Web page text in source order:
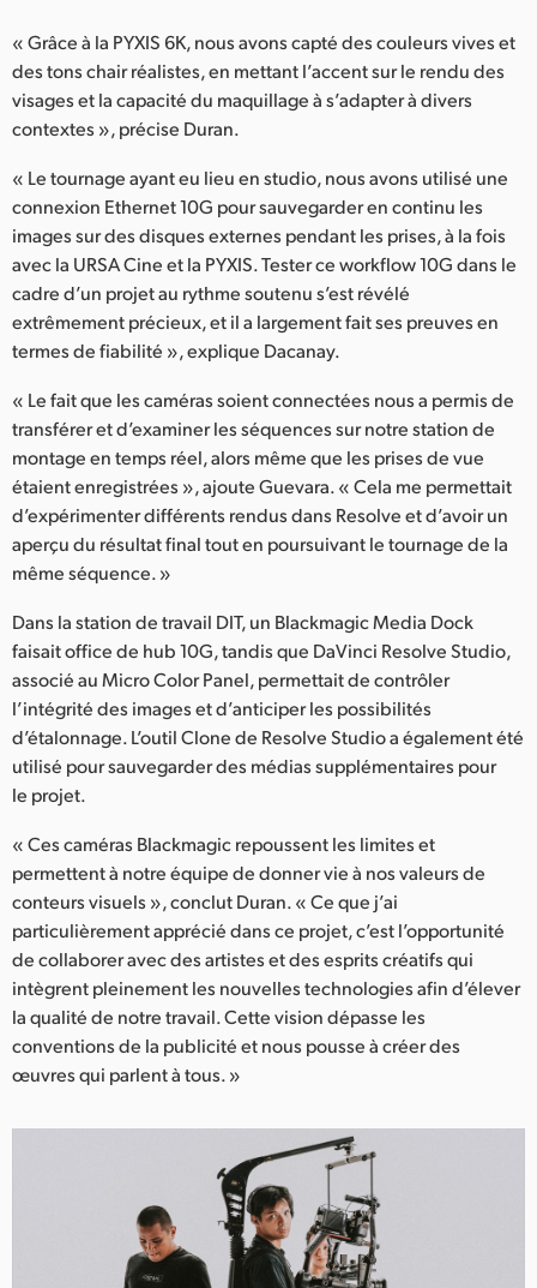
« Grâce à la PYXIS 6K, nous avons capté des couleurs vives et
des tons chair réalistes, en mettant l’accent sur le rendu des
visages et la capacité du maquillage à s’adapter à divers
contextes », précise Duran.
« Le tournage ayant eu lieu en studio, nous avons utilisé une
connexion Ethernet 10G pour sauvegarder en continu les
images sur des disques externes pendant les prises, à la fois
avec la URSA Cine et la PYXIS. Tester ce workflow 10G dans le
cadre d’un projet au rythme soutenu s’est révélé
extrêmement précieux, et il a largement fait ses preuves en
termes de fiabilité », explique Dacanay.
« Le fait que les caméras soient connectées nous a permis de
transférer et d’examiner les séquences sur notre station de
montage en temps réel, alors même que les prises de vue
étaient enregistrées », ajoute Guevara. « Cela me permettait
d’expérimenter différents rendus dans Resolve et d’avoir un
aperçu du résultat final tout en poursuivant le tournage de la
même séquence. »
Dans la station de travail DIT, un Blackmagic Media Dock
faisait office de hub 10G, tandis que DaVinci Resolve Studio,
associé au Micro Color Panel, permettait de contrôler
l’intégrité des images et d’anticiper les possibilités
d’étalonnage. L’outil Clone de Resolve Studio a également été
utilisé pour sauvegarder des médias supplémentaires pour
le projet.
« Ces caméras Blackmagic repoussent les limites et
permettent à notre équipe de donner vie à nos valeurs de
conteurs visuels », conclut Duran. « Ce que j’ai
particulièrement apprécié dans ce projet, c’est l’opportunité
de collaborer avec des artistes et des esprits créatifs qui
intègrent pleinement les nouvelles technologies afin d’élever
la qualité de notre travail. Cette vision dépasse les
conventions de la publicité et nous pousse à créer des
œuvres qui parlent à tous. »